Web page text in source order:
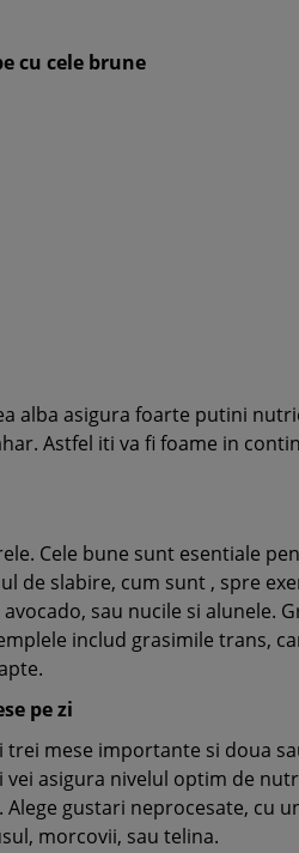
cu cele brune
alba asigura foarte putini
Astfel iti va fi foame in
Cele bune sunt esentiale
de slabire, cum sunt , spre
sau nucile si alunele.
includ grasimile trans,
pe zi
trei mese importante si doua
vei asigura nivelul optim de
gustari neprocesate, cu
morcovii, sau telina.